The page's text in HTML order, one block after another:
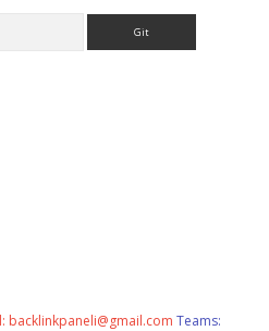
backlinkpaneli@gmail.com Teams: